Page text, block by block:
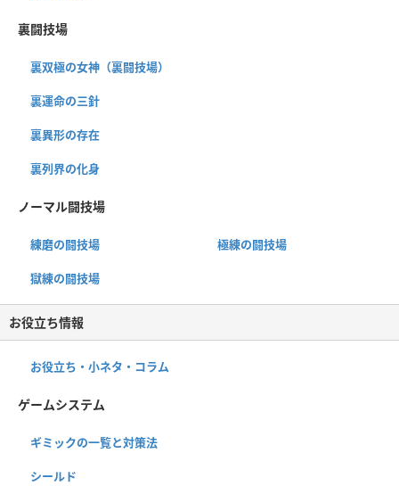
裏闘技場
裏双極の女神（裏闘技場）
裏運命の三針
裏異形の存在
裏列界の化身
ノーマル闘技場
練磨の闘技場 極練の闘技場
獄練の闘技場
お役立ち情報
お役立ち・小ネタ・コラム
ゲームシステム
ギミックの一覧と対策法
シールド